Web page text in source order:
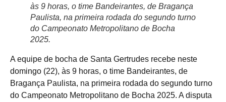
às 9 horas, o time Bandeirantes, de Bragança
Paulista, na primeira rodada do segundo turno
do Campeonato Metropolitano de Bocha
2025.
A equipe de bocha de Santa Gertrudes recebe neste
domingo (22), às 9 horas, o time Bandeirantes, de
Bragança Paulista, na primeira rodada do segundo turno
do Campeonato Metropolitano de Bocha 2025. A disputa